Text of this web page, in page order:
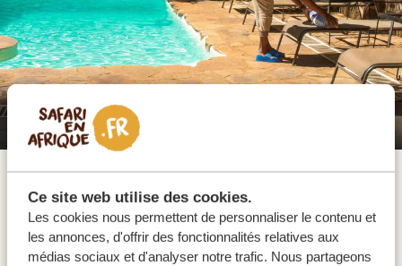
Ce site web utilise des cookies.
Les cookies nous permettent de personnaliser le contenu et
les annonces, d'offrir des fonctionnalités relatives aux
médias sociaux et d'analyser notre trafic. Nous partageons
Vous arrivez à l'aéroport international d'Entebbe, votre
porte d'entrée vers la beauté variée de l'Ouganda. C'est
le pays de palpitants suivis de gorilles des montagnes
et de chimpanzés, de safaris avec des animaux
époustouflants, de somptueux road trips et de
nombreuses aventures en bateau, à vélo, à cheval ou à
Ougandais et laissez-vous émerveiller par les
rencontres culturelles avec les tribus indigènes. Avec
nous, vous expérimenterez tout !